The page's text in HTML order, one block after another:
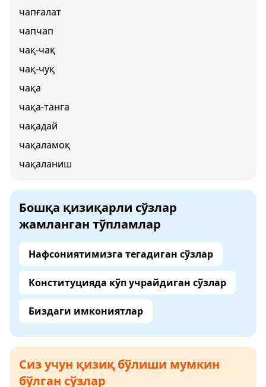
чапғалат
чапчап
чақ-чақ
чақ-чуқ
чақа
чақа-танга
чақадай
чақаламоқ
чақаланиш
Бошқа қизиқарли сўзлар
жамланган тўпламлар
Нафсониятимизга тегадиган сўзлар
Конституцияда кўп учрайдиган сўзлар
Биздаги имкониятлар
Сиз учун қизиқ бўлиши мумкин
бўлган сўзлар